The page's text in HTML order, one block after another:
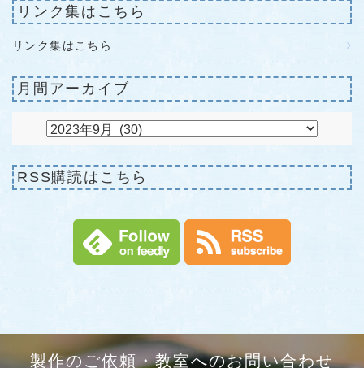
リンク集はこちら
リンク集はこちら
月間アーカイブ
RSS購読はこちら
製作のご依頼・教室へのお問い合わせ